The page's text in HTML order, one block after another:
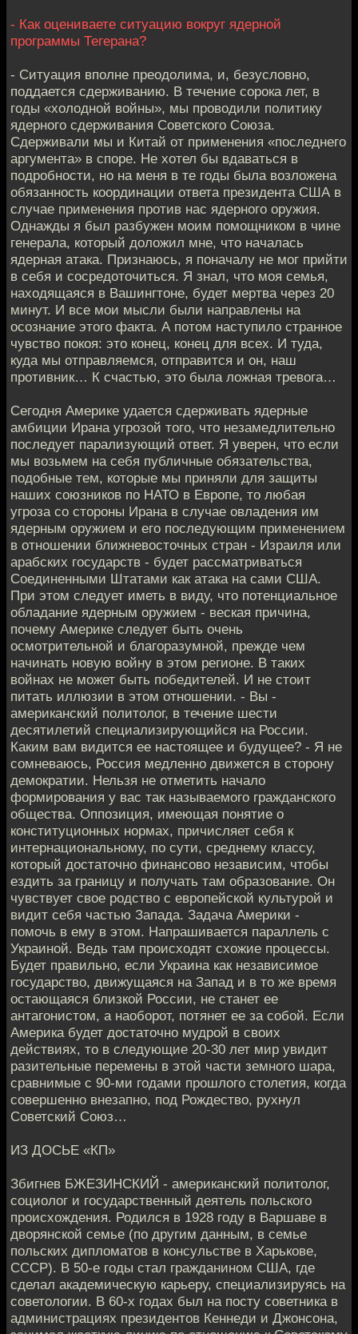
- Как оцениваете ситуацию вокруг ядерной
программы Тегерана?
- Ситуация вполне преодолима, и, безусловно,
поддается сдерживанию. В течение сорока лет, в
годы «холодной войны», мы проводили политику
ядерного сдерживания Советского Союза.
Сдерживали мы и Китай от применения «последнего
аргумента» в споре. Не хотел бы вдаваться в
подробности, но на меня в те годы была возложена
обязанность координации ответа президента США в
случае применения против нас ядерного оружия.
Однажды я был разбужен моим помощником в чине
генерала, который доложил мне, что началась
ядерная атака. Признаюсь, я поначалу не мог прийти
в себя и сосредоточиться. Я знал, что моя семья,
находящаяся в Вашингтоне, будет мертва через 20
минут. И все мои мысли были направлены на
осознание этого факта. А потом наступило странное
чувство покоя: это конец, конец для всех. И туда,
куда мы отправляемся, отправится и он, наш
противник… К счастью, это была ложная тревога…
Сегодня Америке удается сдерживать ядерные
амбиции Ирана угрозой того, что незамедлительно
последует парализующий ответ. Я уверен, что если
мы возьмем на себя публичные обязательства,
подобные тем, которые мы приняли для защиты
наших союзников по НАТО в Европе, то любая
угроза со стороны Ирана в случае овладения им
ядерным оружием и его последующим применением
в отношении ближневосточных стран - Израиля или
арабских государств - будет рассматриваться
Соединенными Штатами как атака на сами США.
При этом следует иметь в виду, что потенциальное
обладание ядерным оружием - веская причина,
почему Америке следует быть очень
осмотрительной и благоразумной, прежде чем
начинать новую войну в этом регионе. В таких
войнах не может быть победителей. И не стоит
питать иллюзии в этом отношении. - Вы -
американский политолог, в течение шести
десятилетий специализирующийся на России.
Каким вам видится ее настоящее и будущее? - Я не
сомневаюсь, Россия медленно движется в сторону
демократии. Нельзя не отметить начало
формирования у вас так называемого гражданского
общества. Оппозиция, имеющая понятие о
конституционных нормах, причисляет себя к
интернациональному, по сути, среднему классу,
который достаточно финансово независим, чтобы
ездить за границу и получать там образование. Он
чувствует свое родство с европейской культурой и
видит себя частью Запада. Задача Америки -
помочь в ему в этом. Напрашивается параллель с
Украиной. Ведь там происходят схожие процессы.
Будет правильно, если Украина как независимое
государство, движущаяся на Запад и в то же время
остающаяся близкой России, не станет ее
антагонистом, а наоборот, потянет ее за собой. Если
Америка будет достаточно мудрой в своих
действиях, то в следующие 20-30 лет мир увидит
разительные перемены в этой части земного шара,
сравнимые с 90-ми годами прошлого столетия, когда
совершенно внезапно, под Рождество, рухнул
Советский Союз…
ИЗ ДОСЬЕ «КП»
Збигнев БЖЕЗИНСКИЙ - американский политолог,
социолог и государственный деятель польского
происхождения. Родился в 1928 году в Варшаве в
дворянской семье (по другим данным, в семье
польских дипломатов в консульстве в Харькове,
СССР). В 50-е годы стал гражданином США, где
сделал академическую карьеру, специализируясь на
советологии. В 60-х годах был на посту советника в
администрациях президентов Кеннеди и Джонсона,